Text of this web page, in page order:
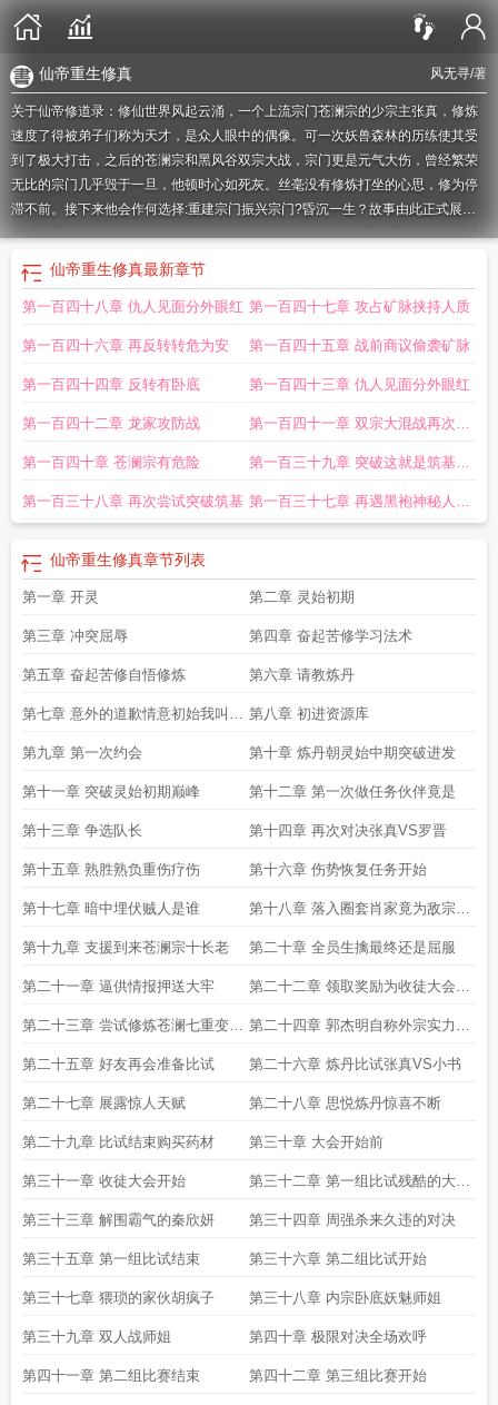
风无寻/著
仙帝重生修真
关于仙帝修道录：修仙世界风起云涌，一个上流宗门苍澜宗的少宗主张真，修炼
速度了得被弟子们称为天才，是众人眼中的偶像。可一次妖兽森林的历练使其受
到了极大打击，之后的苍澜宗和黑风谷双宗大战，宗门更是元气大伤，曾经繁荣
无比的宗门几乎毁于一旦，他顿时心如死灰。丝毫没有修炼打坐的心思，修为停
滞不前。接下来他会作何选择:重建宗门振兴宗门?昏沉一生？故事由此正式展
开，且看仙帝修道录精彩修仙世界……境界划分:灵始筑基凝丹元婴小劫洞仙帝的
自我修养起点中文网
仙帝初期修为下界到修真界
仙仙帝在都市
日常仙帝修道录 风无寻修真仙帝重生都市笔趣阁仙帝得自我修养仙帝的修仙
仙帝重生修真最新章节
第一百四十八章 仇人见面分外眼红 第一百四十七章 攻占矿脉挟持人质
第一百四十六章 再反转转危为安 第一百四十五章 战前商议偷袭矿脉
第一百四十四章 反转有卧底 第一百四十三章 仇人见面分外眼红
第一百四十二章 龙家攻防战 第一百四十一章 双宗大混战再次爆
发
第一百四十章 苍澜宗有危险 第一百三十九章 突破这就是筑基初
期吗
第一百三十八章 再次尝试突破筑基 第一百三十七章 再遇黑袍神秘人黑
仙帝重生修真章节列表
第一章 开灵 第二章 灵始初期
第三章 冲突屈辱 第四章 奋起苦修学习法术
第五章 奋起苦修自悟修炼 第六章 请教炼丹
第七章 意外的道歉情意初始我叫陈
思悦
第八章 初进资源库
第九章 第一次约会 第十章 炼丹朝灵始中期突破进发
第十一章 突破灵始初期巅峰 第十二章 第一次做任务伙伴竟是
第十三章 争选队长 第十四章 再次对决张真VS罗晋
第十五章 熟胜熟负重伤疗伤 第十六章 伤势恢复任务开始
第十七章 暗中埋伏贼人是谁 第十八章 落入圈套肖家竟为敌宗爪
牙
第十九章 支援到来苍澜宗十长老 第二十章 全员生擒最终还是屈服
第二十一章 逼供情报押送大牢 第二十二章 领取奖励为收徒大会做
准备
第二十三章 尝试修炼苍澜七重变第
一重
第二十四章 郭杰明自称外宗实力第
一
第二十五章 好友再会准备比试 第二十六章 炼丹比试张真VS小书
第二十七章 展露惊人天赋 第二十八章 思悦炼丹惊喜不断
第二十九章 比试结束购买药材 第三十章 大会开始前
第三十一章 收徒大会开始 第三十二章 第一组比试残酷的大混
战
第三十三章 解围霸气的秦欣妍 第三十四章 周强杀来久违的对决
第三十五章 第一组比试结束 第三十六章 第二组比试开始
第三十七章 猥琐的家伙胡疯子 第三十八章 内宗卧底妖魅师姐
第三十九章 双人战师姐 第四十章 极限对决全场欢呼
第四十一章 第二组比赛结束 第四十二章 第三组比赛开始